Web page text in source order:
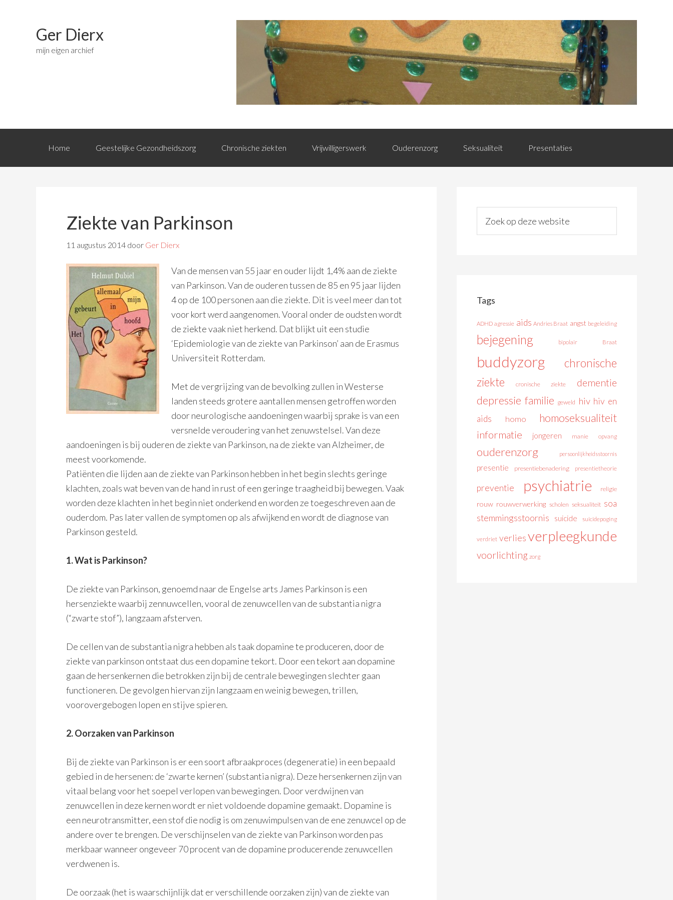
Ger Dierx
mijn eigen archief
Home Geestelijke Gezondheidszorg Chronische ziekten Vrijwilligerswerk Ouderenzorg Seksualiteit Presentaties
Ziekte van Parkinson
11 augustus 2014 door Ger Dierx
Van de mensen van 55 jaar en ouder lijdt 1,4% aan de ziekte
van Parkinson. Van de ouderen tussen de 85 en 95 jaar lijden
4 op de 100 personen aan die ziekte. Dit is veel meer dan tot
voor kort werd aangenomen. Vooral onder de oudsten wordt
de ziekte vaak niet herkend. Dat blijkt uit een studie
‘Epidemiologie van de ziekte van Parkinson’ aan de Erasmus
Universiteit Rotterdam.
Met de vergrijzing van de bevolking zullen in Westerse
landen steeds grotere aantallen mensen getroffen worden
door neurologische aandoeningen waarbij sprake is van een
versnelde veroudering van het zenuwstelsel. Van deze
aandoeningen is bij ouderen de ziekte van Parkinson, na de ziekte van Alzheimer, de
meest voorkomende.
Patiënten die lijden aan de ziekte van Parkinson hebben in het begin slechts geringe
klachten, zoals wat beven van de hand in rust of een geringe traagheid bij bewegen. Vaak
worden deze klachten in het begin niet onderkend en worden ze toegeschreven aan de
ouderdom. Pas later vallen de symptomen op als afwijkend en wordt de diagnose van
Parkinson gesteld.
1. Wat is Parkinson?
De ziekte van Parkinson, genoemd naar de Engelse arts James Parkinson is een
hersenziekte waarbij zennuwcellen, vooral de zenuwcellen van de substantia nigra
(“zwarte stof”), langzaam afsterven.
De cellen van de substantia nigra hebben als taak dopamine te produceren, door de
ziekte van parkinson ontstaat dus een dopamine tekort. Door een tekort aan dopamine
gaan de hersenkernen die betrokken zijn bij de centrale bewegingen slechter gaan
functioneren. De gevolgen hiervan zijn langzaam en weinig bewegen, trillen,
voorovergebogen lopen en stijve spieren.
2. Oorzaken van Parkinson
Bij de ziekte van Parkinson is er een soort afbraakproces (degeneratie) in een bepaald
gebied in de hersenen: de ‘zwarte kernen’ (substantia nigra). Deze hersenkernen zijn van
vitaal belang voor het soepel verlopen van bewegingen. Door verdwijnen van
zenuwcellen in deze kernen wordt er niet voldoende dopamine gemaakt. Dopamine is
een neurotransmitter, een stof die nodig is om zenuwimpulsen van de ene zenuwcel op de
andere over te brengen. De verschijnselen van de ziekte van Parkinson worden pas
merkbaar wanneer ongeveer 70 procent van de dopamine producerende zenuwcellen
verdwenen is.
De oorzaak (het is waarschijnlijk dat er verschillende oorzaken zijn) van de ziekte van
Tags
ADHD agressie aids Andries Braat angst begeleiding
bejegening bipolair Braat
buddyzorg
chronische
ziekte
cronische ziekte dementie
depressie familie geweld hiv hiv en
aids
homo homoseksualiteit
informatie jongeren manie opvang
ouderenzorg persoonlijkheidsstoornis
presentie presentiebenadering presentietheorie
preventie psychiatrie religie
rouw rouwverwerking scholen seksualiteit soa
stemmingsstoornis suicide suicidepoging
verdriet verliesverpleegkunde
voorlichting zorg